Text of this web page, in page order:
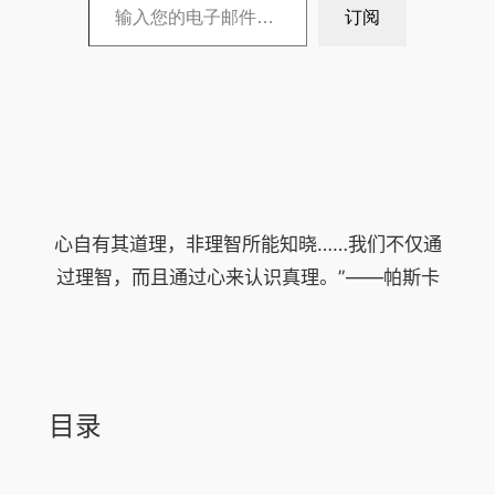
订阅
心自有其道理，非理智所能知晓……我们不仅通
过理智，而且通过心来认识真理。”——帕斯卡
目录